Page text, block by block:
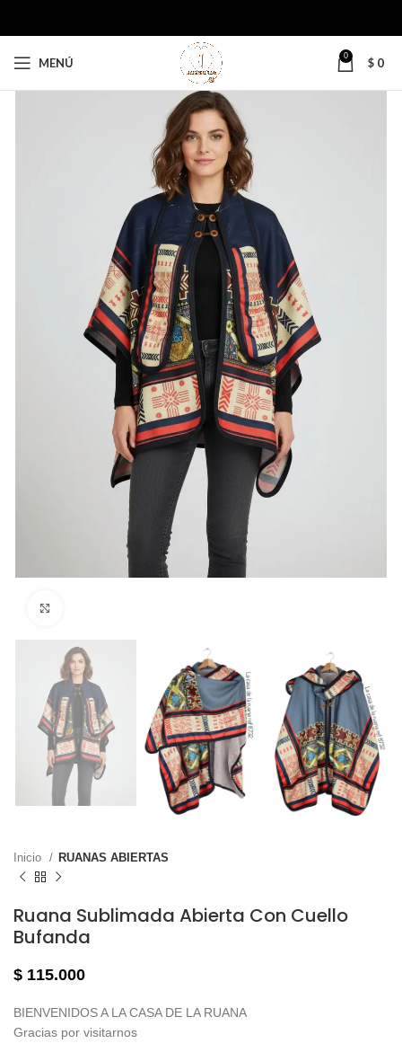
MENÚ 0 $ 0
Inicio RUANAS ABIERTAS
Ruana Sublimada Abierta Con Cuello
Bufanda
$ 115.000
BIENVENIDOS A LA CASA DE LA RUANA
Gracias por visitarnos